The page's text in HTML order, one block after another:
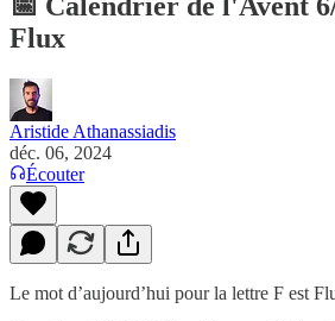
Flux
Aristide Athanassiadis
déc. 06, 2024
Écouter
Le mot d’aujourd’hui pour la lettre F est